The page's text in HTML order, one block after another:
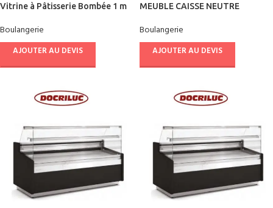
Vitrine à Pâtisserie Bombée 1 m
Boulangerie
AJOUTER AU DEVIS
MEUBLE CAISSE NEUTRE
Boulangerie
AJOUTER AU DEVIS